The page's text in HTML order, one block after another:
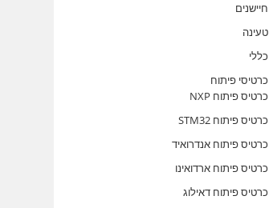
חיישנים
טעינה
כללי
כרטיסי פיתוח
כרטיס פיתוח NXP
כרטיס פיתוח STM32
כרטיס פיתוח אנדרואיד
כרטיס פיתוח ארדואינו
כרטיס פיתוח דאילוג